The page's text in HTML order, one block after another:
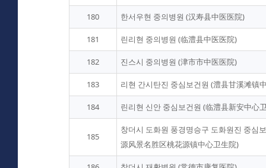
180 한서우현 중의병원 (汉寿县中医医院)
181 린리현 중의병원 (临澧县中医医院)
182 진스시 중의병원 (津市市中医医院)
183 리현 간시탄진 중심보건원 (澧县甘溪滩镇
184 린리현 신안 중심보건원 (临澧县新安中心
185
창더시 도화원 풍경명승구 도화원진 중심
源风景名胜区桃花源镇中心卫生院)